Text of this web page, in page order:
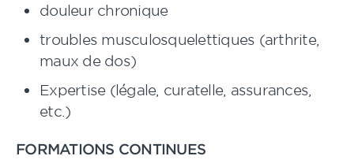
douleur chronique
troubles musculosquelettiques (arthrite,
maux de dos)
Expertise (légale, curatelle, assurances,
etc.)
FORMATIONS CONTINUES